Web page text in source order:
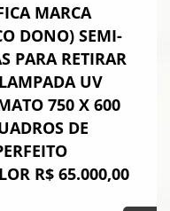
MARCA
DONO) SEMI-
PARA RETIRAR
UV
750 X 600
DE
R$ 65.000,00